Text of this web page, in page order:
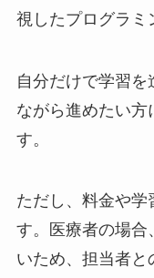
視したプログラミ
自分だけで学習を
ながら進めたい方
す。
ただし、料金や
す。医療者の場合
いため、担当者と